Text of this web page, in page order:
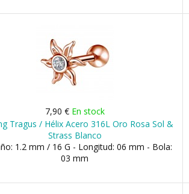
7,90 € En stock
Tragus / Hélix Acero 316L Oro Rosa Sol &
Strass Blanco
1.2 mm / 16 G - Longitud: 06 mm - Bola:
03 mm